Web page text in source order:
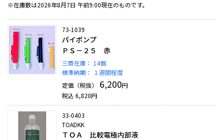
※在庫数は2026年8月7日 午前9:00現在のものです。
73-1039
パイポンプ
ＰＳ－２５ 赤
三商在庫： 14個
標準納期：
１週間程度
定価（税抜）
6,200円
税込 6,820円
33-0403
TOADKK
ＴＯＡ 比較電極内部液